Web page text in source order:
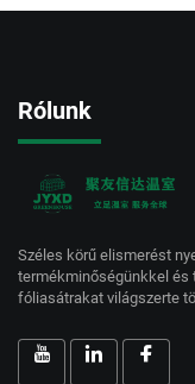
Rólunk
Széles körű elismerést
termékminőségünkkel és
fóliasátrakat világszerte